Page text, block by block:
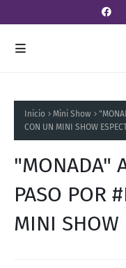
Inicio Mini Show
CON UN MINI SHOW
"MONADA"
PASO POR
MINI SHOW